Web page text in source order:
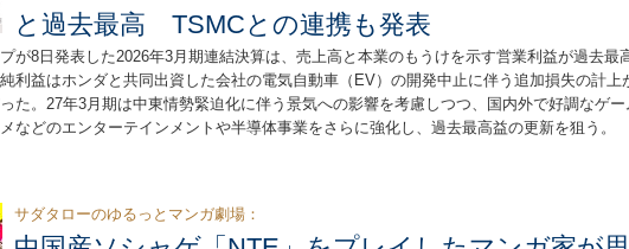
と過去最高 TSMCとの連携も発表
が8日発表した2026年3月期連結決算は、売上高と本業のもうけを示す営業利益が過去最
利益はホンダと共同出資した会社の電気自動車（EV）の開発中止に伴う追加損失の計上
た。27年3月期は中東情勢緊迫化に伴う景気への影響を考慮しつつ、国内外で好調なゲー
などのエンターテインメントや半導体事業をさらに強化し、過去最高益の更新を狙う。
サダタローのゆるっとマンガ劇場：